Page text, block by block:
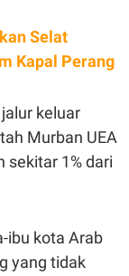
Selat
Kapal Perang
keluar
Murban UEA
sekitar 1% dari
ibu kota Arab
yang tidak